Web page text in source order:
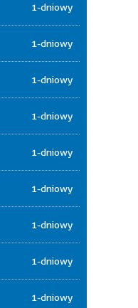
1-dniowy
1-dniowy
1-dniowy
1-dniowy
1-dniowy
1-dniowy
1-dniowy
1-dniowy
1-dniowy